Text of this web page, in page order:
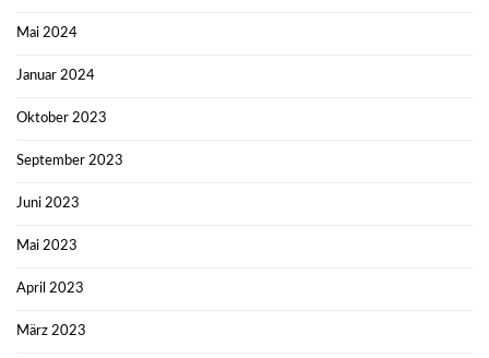
Mai 2024
Januar 2024
Oktober 2023
September 2023
Juni 2023
Mai 2023
April 2023
März 2023